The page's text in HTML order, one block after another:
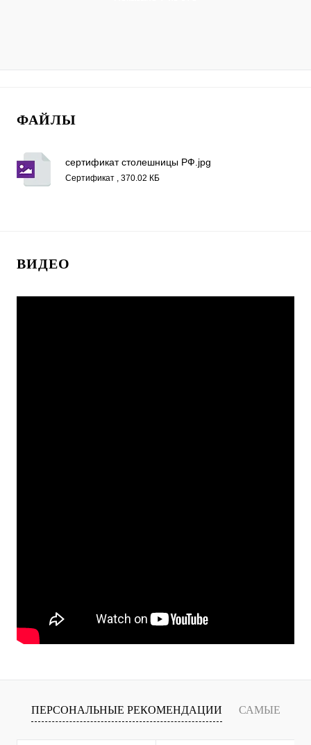
ФАЙЛЫ
сертификат столешницы РФ.jpg
Сертификат , 370.02 КБ
ВИДЕО
ПЕРСОНАЛЬНЫЕ РЕКОМЕНДАЦИИ САМЫЕ